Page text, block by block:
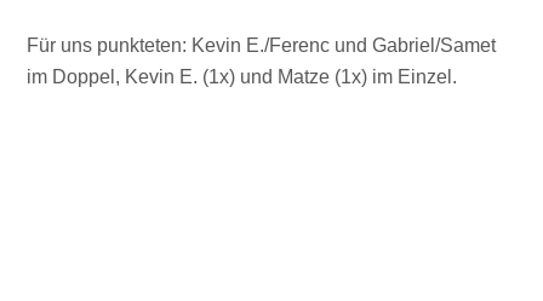
Für uns punkteten: Kevin E./Ferenc und Gabriel/Samet
im Doppel, Kevin E. (1x) und Matze (1x) im Einzel.